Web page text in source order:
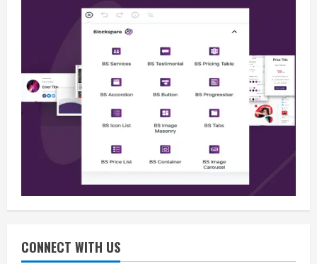
CONNECT WITH US
Berita
Situasi Nasional Aman, Publik Diminta
Waspadai Provokasi Jelang HUT RI
August 8, 2026
3
Opini
Situasi Nasional Aman Harus Dijaga